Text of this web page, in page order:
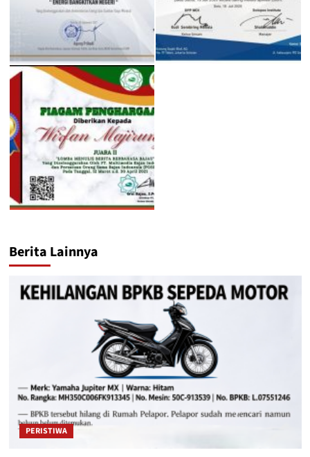
Berita Lainnya
PERISTIWA